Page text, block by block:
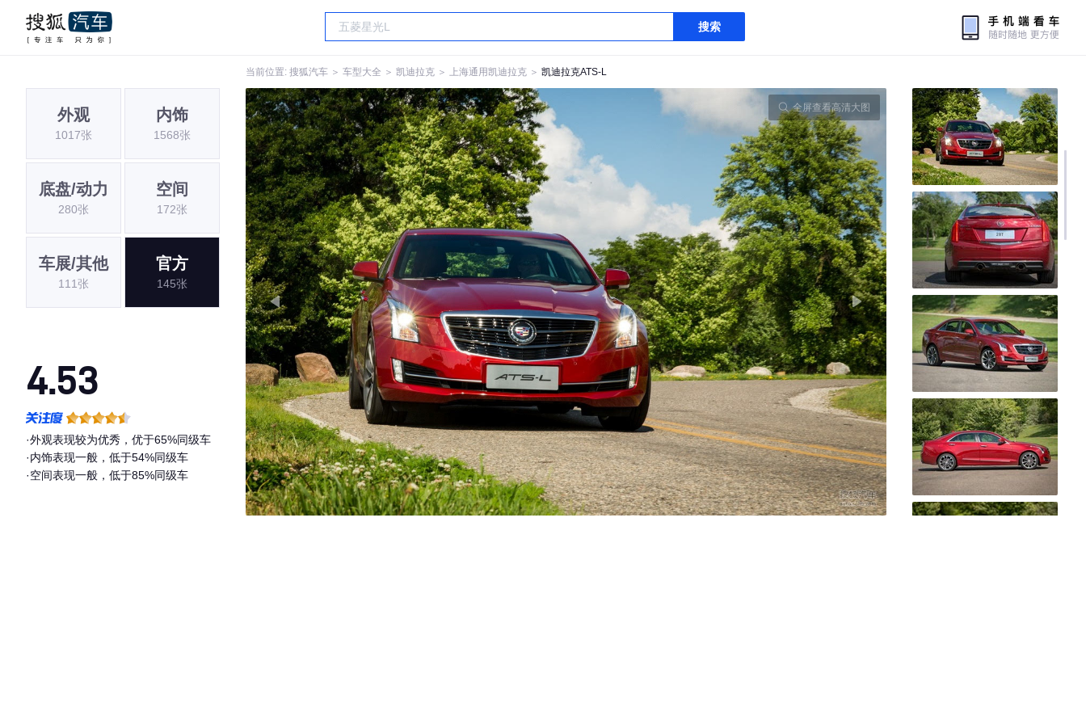
搜索
当前位置: 搜狐汽车 ＞ 车型大全 ＞ 凯迪拉克 ＞ 上海通用凯迪拉克 ＞ 凯迪拉克ATS-L
外观
1017张
内饰
1568张
底盘/动力
280张
空间
172张
车展/其他
111张
官方
145张
4.53
·外观表现较为优秀，优于65%同级车
·内饰表现一般，低于54%同级车
·空间表现一般，低于85%同级车
全屏查看高清大图